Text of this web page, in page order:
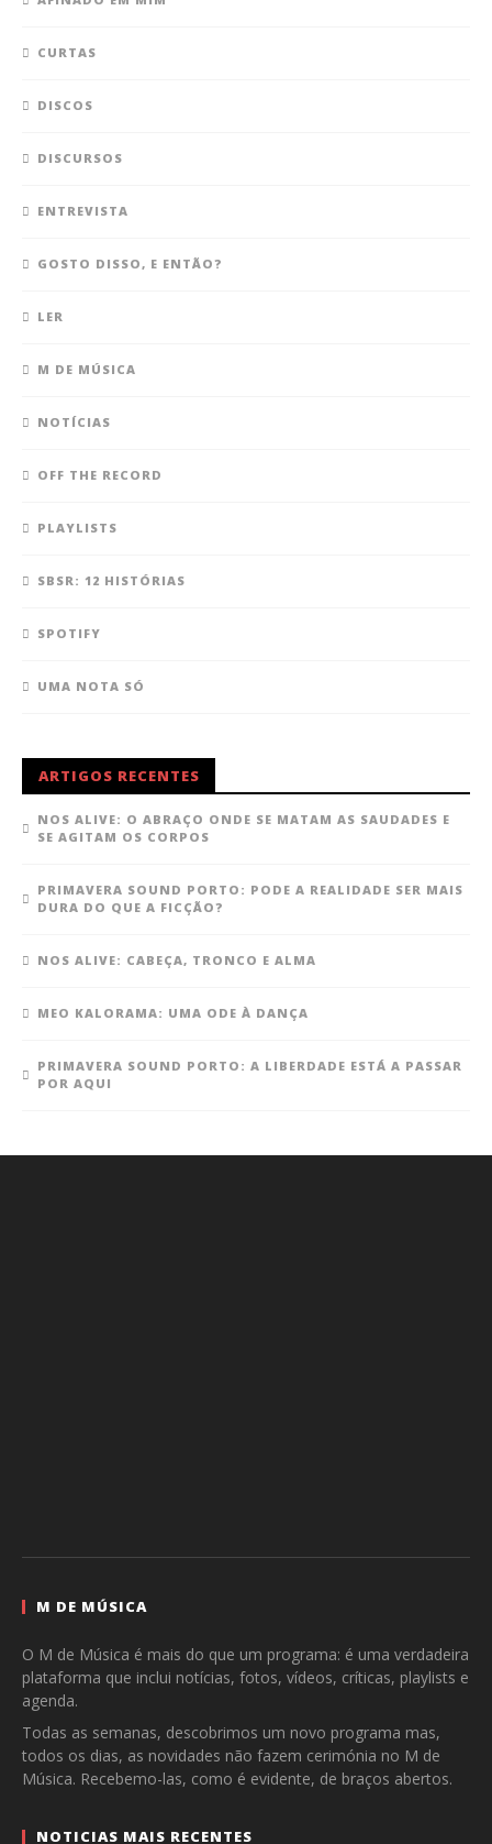
CURTAS
DISCOS
DISCURSOS
ENTREVISTA
GOSTO DISSO, E ENTÃO?
LER
M DE MÚSICA
NOTÍCIAS
OFF THE RECORD
PLAYLISTS
SBSR: 12 HISTÓRIAS
SPOTIFY
UMA NOTA SÓ
ARTIGOS RECENTES
NOS ALIVE: O ABRAÇO ONDE SE MATAM AS SAUDADES E
SE AGITAM OS CORPOS
PRIMAVERA SOUND PORTO: PODE A REALIDADE SER MAIS
DURA DO QUE A FICÇÃO?
NOS ALIVE: CABEÇA, TRONCO E ALMA
MEO KALORAMA: UMA ODE À DANÇA
PRIMAVERA SOUND PORTO: A LIBERDADE ESTÁ A PASSAR
POR AQUI
M DE MÚSICA
O M de Música é mais do que um programa: é uma verdadeira
plataforma que inclui notícias, fotos, vídeos, críticas, playlists e
agenda.
Todas as semanas, descobrimos um novo programa mas,
todos os dias, as novidades não fazem cerimónia no M de
Música. Recebemo-las, como é evidente, de braços abertos.
NOTICIAS MAIS RECENTES